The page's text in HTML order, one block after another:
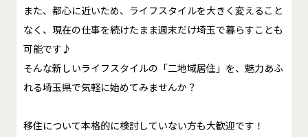
また、都心に近いため、ライフスタイルを大きく変えること
なく、現在の仕事を続けたまま週末だけ埼玉で暮らすことも
可能です♪
そんな新しいライフスタイルの「二地域居住」を、魅力あふ
れる埼玉県で気軽に始めてみませんか？
移住について本格的に検討していない方も大歓迎です！